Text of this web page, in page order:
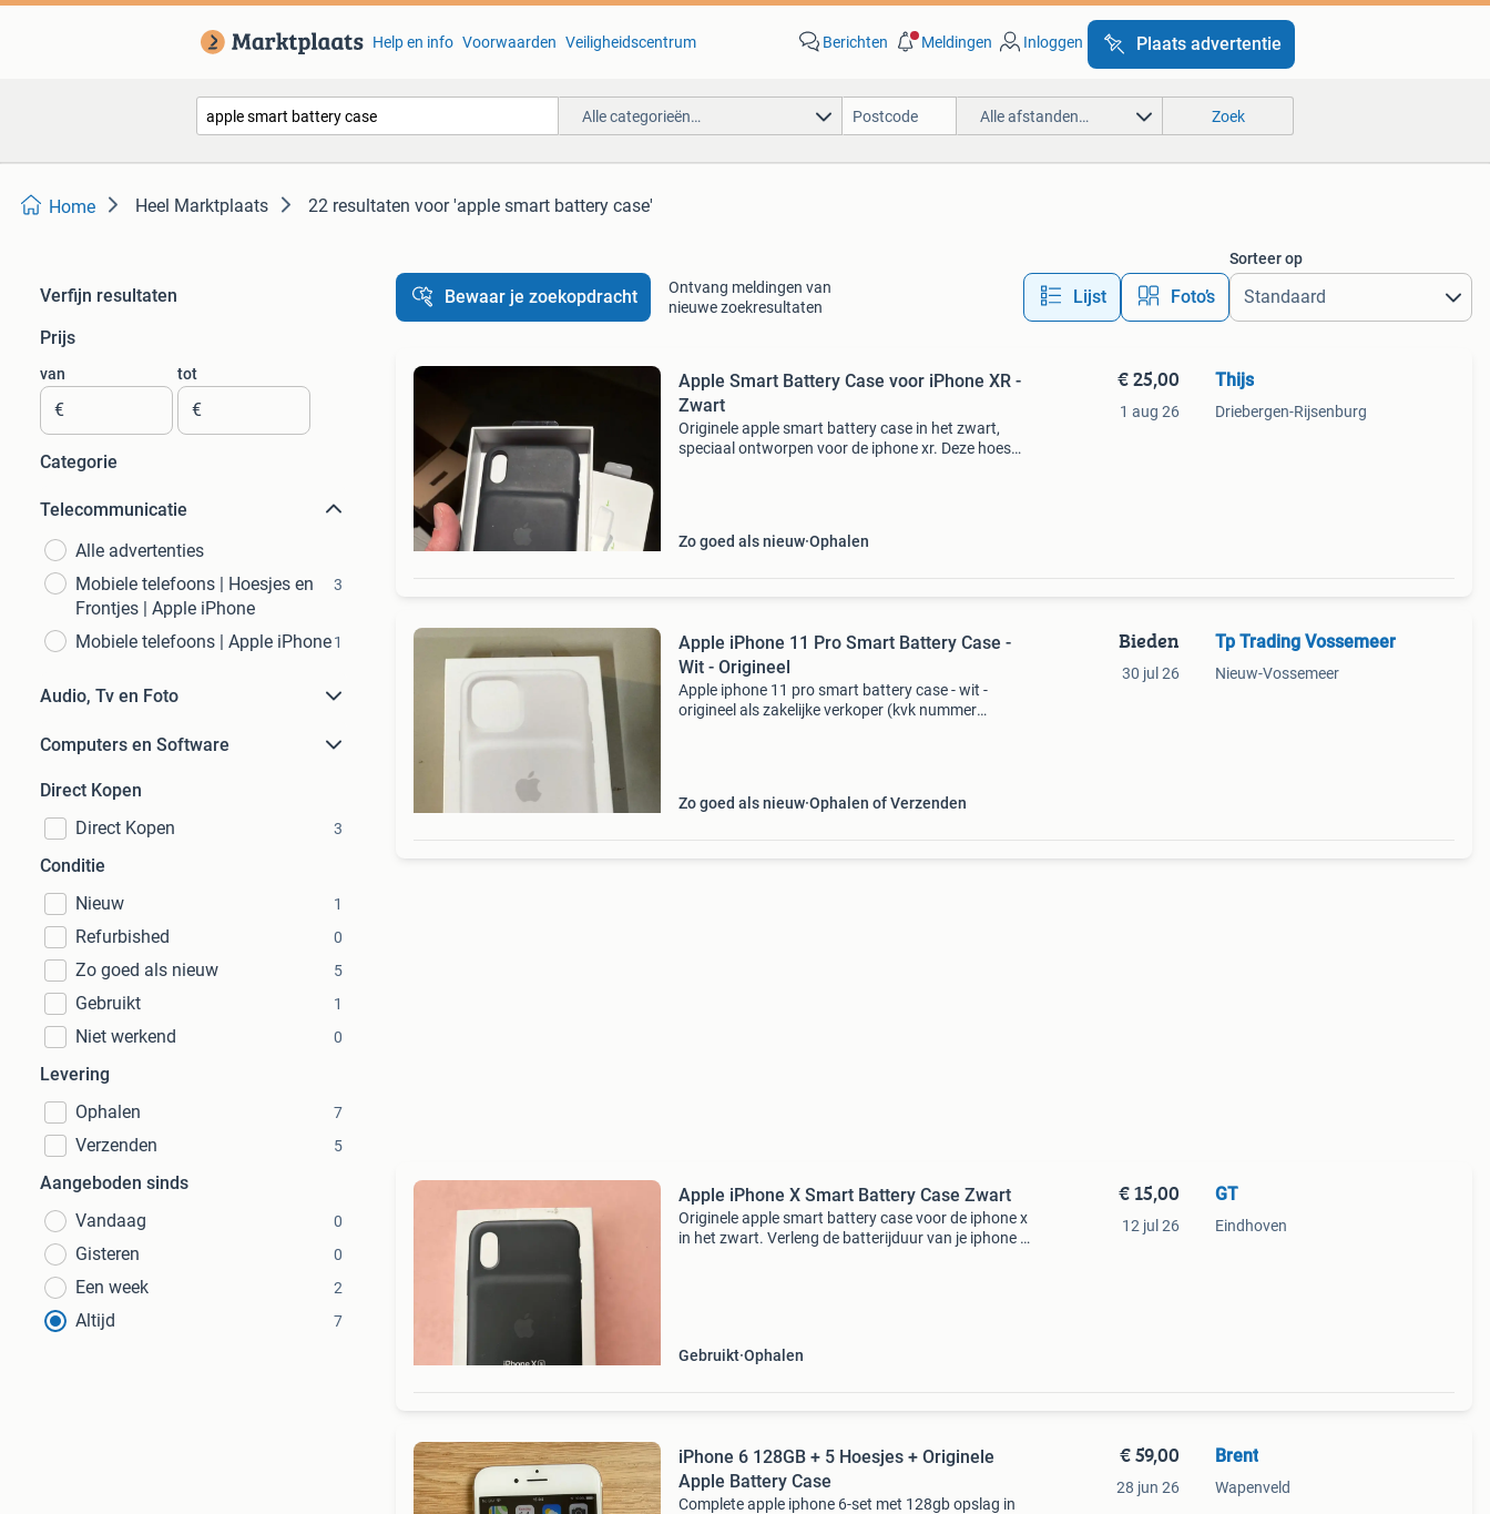
Help en info Voorwaarden Veiligheidscentrum Berichten Meldingen Inloggen Plaats advertentie
Alle categorieën… Alle afstanden… Zoek
Home Heel Marktplaats 22 resultaten voor 'apple smart battery case'
Verfijn resultaten
Prijs
van
€
tot
€
Categorie
Telecommunicatie
Alle advertenties
Mobiele telefoons | Hoesjes en
Frontjes | Apple iPhone
3
Mobiele telefoons | Apple iPhone1
Audio, Tv en Foto
Computers en Software
Direct Kopen
Direct Kopen
3
Conditie
Nieuw
1
Refurbished 0
Zo goed als nieuw 5
Gebruikt 1
Niet werkend 0
Levering
Ophalen
7
Verzenden 5
Aangeboden sinds
Vandaag
0
Gisteren 0
Een week 2
Altijd 7
Bewaar je zoekopdracht
Ontvang meldingen van
nieuwe zoekresultaten
Lijst Foto’s
Sorteer op
Apple Smart Battery Case voor iPhone XR -
Zwart
Originele apple smart battery case in het zwart,
speciaal ontworpen voor de iphone xr. Deze hoes
Zo goed als nieuw Ophalen
€ 25,00
1 aug 26
Thijs
Driebergen-Rijsenburg
Apple iPhone 11 Pro Smart Battery Case -
Wit - Origineel
Apple iphone 11 pro smart battery case - wit -
origineel als zakelijke verkoper (kvk nummer
Zo goed als nieuw Ophalen of Verzenden
Bieden
30 jul 26
Tp Trading Vossemeer
Nieuw-Vossemeer
Apple iPhone X Smart Battery Case Zwart
Originele apple smart battery case voor de iphone x
in het zwart. Verleng de batterijduur van je iphone x
Gebruikt Ophalen
€ 15,00
12 jul 26
GT
Eindhoven
iPhone 6 128GB + 5 Hoesjes + Originele
Apple Battery Case
Complete apple iphone 6-set met 128gb opslag in
€ 59,00
28 jun 26
Brent
Wapenveld